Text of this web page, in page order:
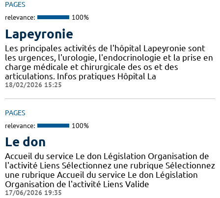
PAGES
relevance: 100%
Lapeyronie
Les principales activités de l'hôpital Lapeyronie sont
les urgences, l'urologie, l'endocrinologie et la prise en
charge médicale et chirurgicale des os et des
articulations. Infos pratiques Hôpital La
18/02/2026 15:25
PAGES
relevance: 100%
Le don
Accueil du service Le don Législation Organisation de
l'activité Liens Sélectionnez une rubrique Sélectionnez
une rubrique Accueil du service Le don Législation
Organisation de l'activité Liens Valide
17/06/2026 19:35